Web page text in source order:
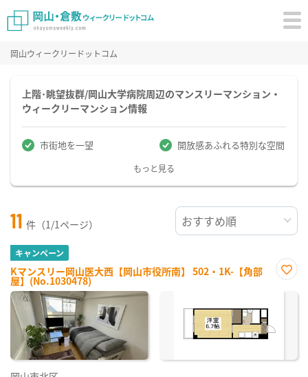
岡山ウィークリードットコム
上階･眺望抜群/岡山大学病院周辺のマンスリーマンション・
ウィークリーマンション情報
市街地を一望 開放感あふれる特別な空間
もっと見る
11 件（1/1ページ）
キャンペーン
Kマンスリー岡山医大西【岡山市役所南】 502・1K-【角部
屋】(No.1030478)
に入